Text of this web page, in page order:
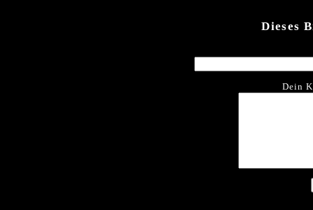
Dieses
Dein